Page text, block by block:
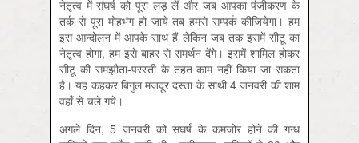
नेतृत्व में संघर्ष को पूरा लड़ लें और जब आपका पंजीकरण के
तर्क से पूरा मोहभंग हो जाये तब हमसे सम्पर्क कीजियेगा। हम
इस आन्दोलन में आपके साथ हैं लेकिन जब तक इसमें सीटू का
नेतृत्व होगा, हम इसे बाहर से समर्थन देंगे। इसमें शामिल होकर
सीटू की समझौता-परस्ती के तहत काम नहीं किया जा सकता
है। यह कहकर बिगुल मजदूर दस्ता के साथी 4 जनवरी की शाम
वहाँ से चले गये।
अगले दिन, 5 जनवरी को संघर्ष के कमजोर होने की गन्ध